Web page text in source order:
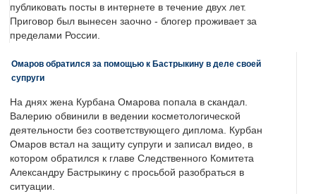
публиковать посты в интернете в течение двух лет.
Приговор был вынесен заочно - блогер проживает за
пределами России.
Омаров обратился за помощью к Бастрыкину в деле своей
супруги
На днях жена Курбана Омарова попала в скандал.
Валерию обвинили в ведении косметологической
деятельности без соответствующего диплома. Курбан
Омаров встал на защиту супруги и записал видео, в
котором обратился к главе Следственного Комитета
Александру Бастрыкину с просьбой разобраться в
ситуации.